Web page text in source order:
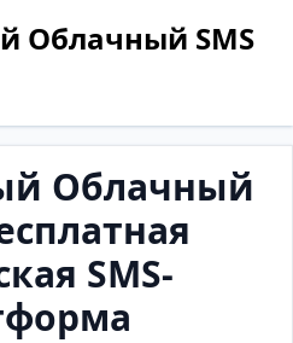
Облачный SMS
Облачный
SMS-